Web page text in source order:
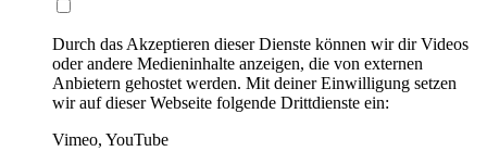
Durch das Akzeptieren dieser Dienste können wir dir Videos
oder andere Medieninhalte anzeigen, die von externen
Anbietern gehostet werden. Mit deiner Einwilligung setzen
wir auf dieser Webseite folgende Drittdienste ein:
Vimeo, YouTube